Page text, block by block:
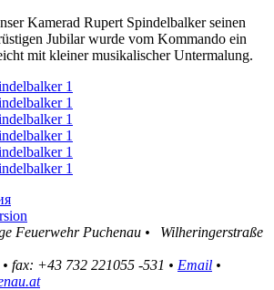
Kamerad Rupert Spindelbalker seinen
Jubilar wurde vom Kommando ein
mit kleiner musikalischer Untermalung.
Feuerwehr Puchenau •
Wilheringerstraße
• fax: +43 732 221055 -531 • Email •